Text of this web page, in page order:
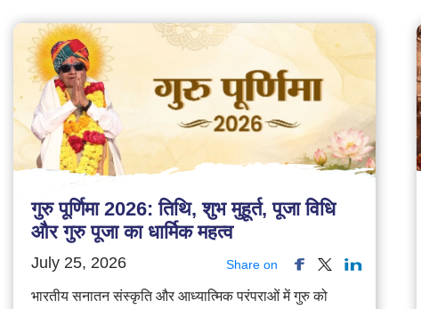
गुरु पूर्णिमा 2026: तिथि, शुभ मुहूर्त, पूजा विधि
और गुरु पूजा का धार्मिक महत्व
July 25, 2026 Share on
भारतीय सनातन संस्कृति और आध्यात्मिक परंपराओं में गुरु को